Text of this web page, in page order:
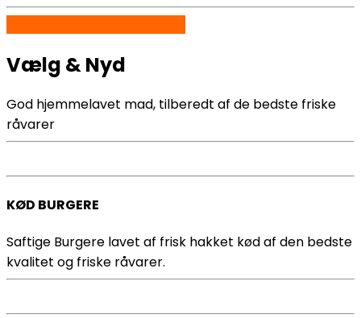
Vælg & Nyd
God hjemmelavet mad, tilberedt af de bedste friske
råvarer
KØD BURGERE
Saftige Burgere lavet af frisk hakket kød af den bedste
kvalitet og friske råvarer.